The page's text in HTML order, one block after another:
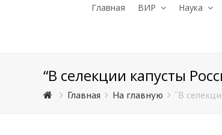
Главная ВИР Наука
“В селекции капусты
Главная На главную “В